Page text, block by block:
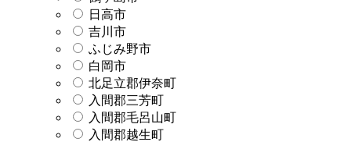
日高市
吉川市
ふじみ野市
白岡市
北足立郡伊奈町
入間郡三芳町
入間郡毛呂山町
入間郡越生町